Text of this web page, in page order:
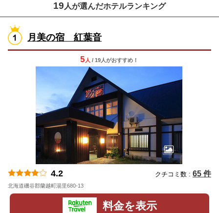
19 人が選んだホテルランキング
月美の宿 紅葉音
5 人 / 19人がおすすめ！
4.2 クチコミ数 : 65 件
北海道磯谷郡蘭越町湯里680-13
料金を表示